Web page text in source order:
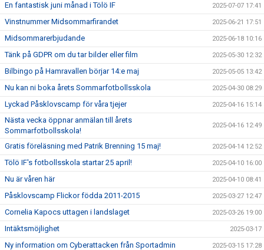
En fantastisk juni månad i Tölö IF 2025-07-07 17:41
Vinstnummer Midsommarfirandet 2025-06-21 17:51
Midsommarerbjudande 2025-06-18 10:16
Tänk på GDPR om du tar bilder eller film 2025-05-30 12:32
Bilbingo på Hamravallen börjar 14:e maj 2025-05-05 13:42
Nu kan ni boka årets Sommarfotbollsskola 2025-04-30 08:29
Lyckad Påsklovscamp för våra tjejer 2025-04-16 15:14
Nästa vecka öppnar anmälan till årets
Sommarfotbollsskola!
2025-04-16 12:49
Gratis föreläsning med Patrik Brenning 15 maj! 2025-04-14 12:52
Tölö IF's fotbollsskola startar 25 april! 2025-04-10 16:00
Nu är våren här 2025-04-10 08:41
Påsklovscamp Flickor födda 2011-2015 2025-03-27 12:47
Cornelia Kapocs uttagen i landslaget 2025-03-26 19:00
Intäktsmöjlighet 2025-03-17
Ny information om Cyberattacken från Sportadmin 2025-03-15 17:28